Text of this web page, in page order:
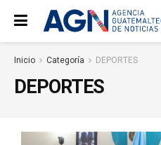
Inicio Categoría DEPORTES
DEPORTES